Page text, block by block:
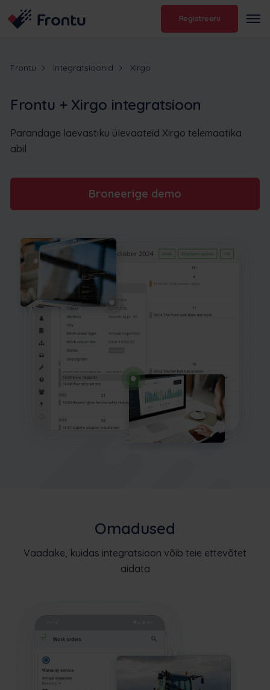
Registreeru
Frontu Integratsioonid Xirgo
Frontu + Xirgo integratsioon
Parandage laevastiku ülevaateid Xirgo telemaatika
abil
Broneerige demo
Omadused
Vaadake, kuidas integratsioon võib teie ettevõtet
aidata